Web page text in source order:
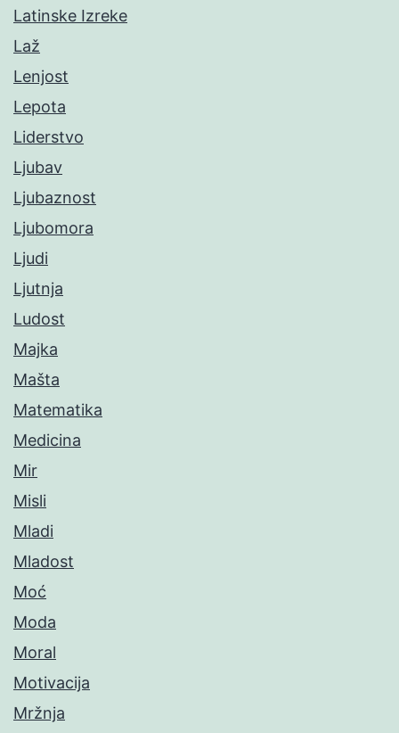
Latinske Izreke
Laž
Lenjost
Lepota
Liderstvo
Ljubav
Ljubaznost
Ljubomora
Ljudi
Ljutnja
Ludost
Majka
Mašta
Matematika
Medicina
Mir
Misli
Mladi
Mladost
Moć
Moda
Moral
Motivacija
Mržnja